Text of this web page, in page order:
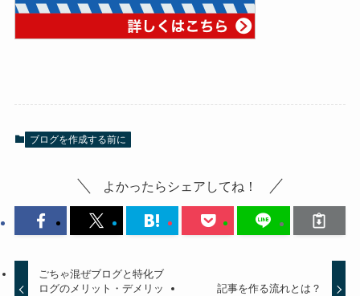
ブログを作成する前に
よかったらシェアしてね！
ごちゃ混ぜブログと特化ブ
ログのメリット・デメリッ
記事を作る流れとは？